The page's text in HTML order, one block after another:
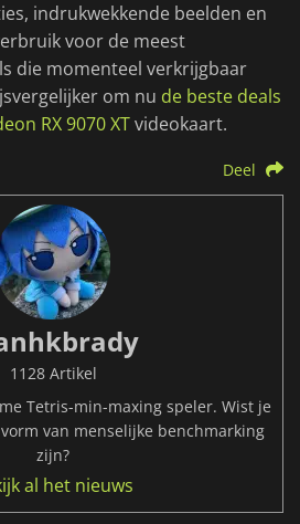
indrukwekkende beelden en
voor de meest
die momenteel verkrijgbaar
om nu de beste deals
RX 9070 XTvideokaart.
Deel
1128 Artikel
Tetris-min-maxing speler. Wist je
van menselijke benchmarking
zijn?
al het nieuws